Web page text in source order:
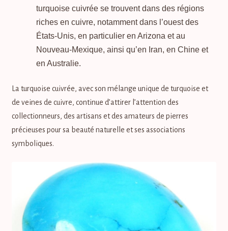
turquoise cuivrée se trouvent dans des régions
riches en cuivre, notamment dans l’ouest des
États-Unis, en particulier en Arizona et au
Nouveau-Mexique, ainsi qu’en Iran, en Chine et
en Australie.
La turquoise cuivrée, avec son mélange unique de turquoise et
de veines de cuivre, continue d’attirer l’attention des
collectionneurs, des artisans et des amateurs de pierres
précieuses pour sa beauté naturelle et ses associations
symboliques.